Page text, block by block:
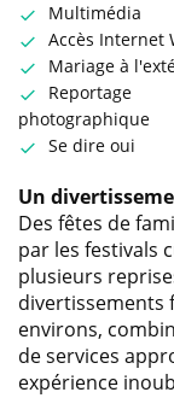
Multimédia
Accès Internet
Mariage à
Reportage
photographique
Se dire oui
Un
Des fêtes de
par les festivals
plusieurs
divertissements
environs,
de services
expérience